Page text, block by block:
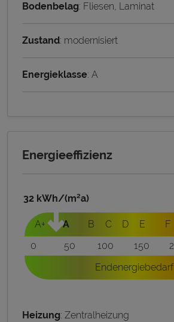
Bodenbelag: Fliesen, Laminat
Zustand: modernisiert
Energieklasse: A
Energieeffizienz
A+ A B C D E F
32 kWh/(m²a)
0 50 100 150
Endenergiebedarf
Heizung: Zentralheizung